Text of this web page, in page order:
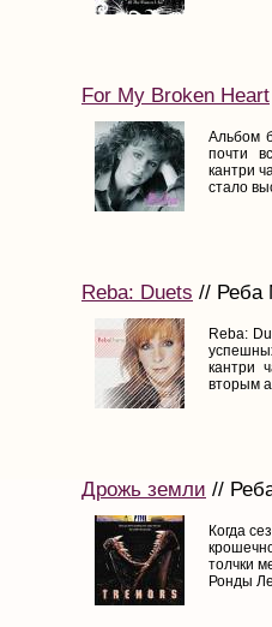
For My Broken Heart
Альбом
почти
кантри
стало
Reba: Duets // Реба
Reba:
кантри
вторым
Дрожь земли //
Когда
толчки
Ронды